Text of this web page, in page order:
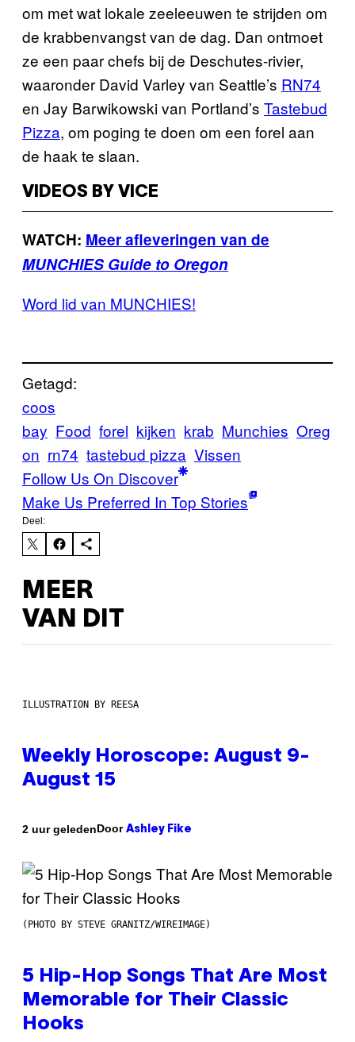
om met wat lokale zeeleeuwen te strijden om
de krabbenvangst van de dag. Dan ontmoet
ze een paar chefs bij de Deschutes-rivier,
waaronder David Varley van Seattle’s RN74
en Jay Barwikowski van Portland’s Tastebud
Pizza, om poging te doen om een forel aan
de haak te slaan.
VIDEOS BY VICE
WATCH: Meer afleveringen van de
MUNCHIES Guide to Oregon
Word lid van MUNCHIES!
Getagd:
coos
bay Food forel kijken krab Munchies Oreg
on rn74 tastebud pizza Vissen
Follow Us On Discover
Make Us Preferred In Top Stories
Deel:
MEER
VAN DIT
ILLUSTRATION BY REESA
Weekly Horoscope: August 9-
August 15
2 uur geledenDoor Ashley Fike
(PHOTO BY STEVE GRANITZ/WIREIMAGE)
5 Hip-Hop Songs That Are Most
Memorable for Their Classic
Hooks